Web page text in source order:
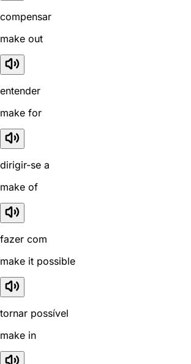
compensar
make out
entender
make for
dirigir-se a
make of
fazer com
make it possible
tornar possível
make in